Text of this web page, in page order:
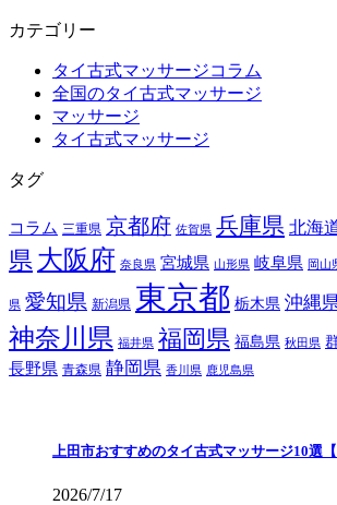
カテゴリー
タイ古式マッサージコラム
全国のタイ古式マッサージ
マッサージ
タイ古式マッサージ
タグ
コラム 三重県 京都府 佐賀県 兵庫県 北海
県 大阪府 奈良県 宮城県 山形県 岐阜県 岡山
県 愛知県 新潟県 東京都 栃木県 沖縄
神奈川県 福井県 福岡県 福島県 秋田県
長野県 青森県 静岡県 香川県 鹿児島県
上田市おすすめのタイ古式マッサージ10選【
2026/7/17